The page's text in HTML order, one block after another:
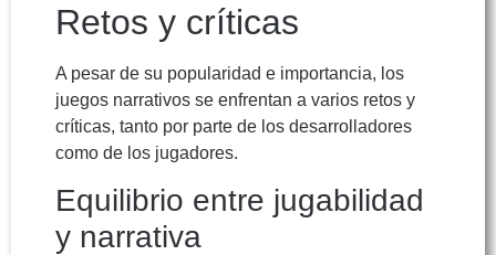
Retos y críticas
A pesar de su popularidad e importancia, los
juegos narrativos se enfrentan a varios retos y
críticas, tanto por parte de los desarrolladores
como de los jugadores.
Equilibrio entre jugabilidad
y narrativa